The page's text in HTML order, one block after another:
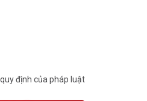
định của pháp luật